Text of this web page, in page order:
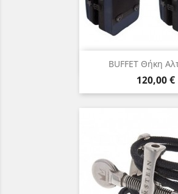
BUFFET Θήκη
Τιμή
120,00 €
Γρήγορη